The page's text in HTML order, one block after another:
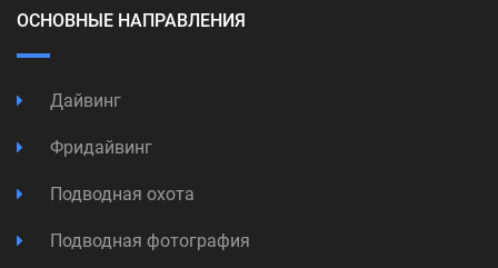
ОСНОВНЫЕ НАПРАВЛЕНИЯ
Дайвинг
Фридайвинг
Подводная охота
Подводная фотография